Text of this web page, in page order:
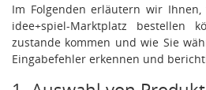
Im Folgenden erläutern wir
idee+spiel-Marktplatz bestellen
zustande kommen und wie Sie
Eingabefehler erkennen und